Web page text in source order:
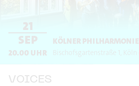
21
SEP
20.00 UHR
KÖLNER PHILHARMONIE
Bischofsgartenstraße 1
VOICES